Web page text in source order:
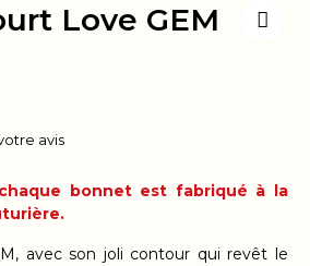
Love GEM
avis
bonnet est fabriqué à la
avec son joli contour qui revêt le